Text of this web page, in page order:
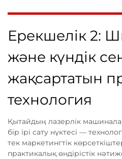
Ерекшелік 2:
және күндік
жақсартатын
технология
Қытайдың лазерлік
бір ірі сату нүктесі —
тек маркетингтік
практикалық өндірістік